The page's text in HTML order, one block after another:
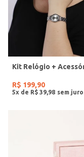
R$ 199,90
5x de R$ 39 98